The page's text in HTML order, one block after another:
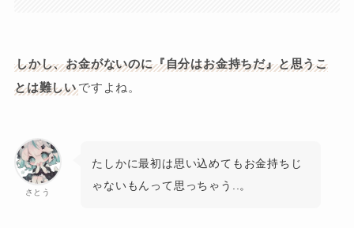
しかし、お金がないのに『自分はお金持ちだ』と思うこ
とは難しいですよね。
さとう
たしかに最初は思い込めてもお金持ちじ
ゃないもんって思っちゃう..。